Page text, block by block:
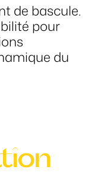
de bascule.
pour
du